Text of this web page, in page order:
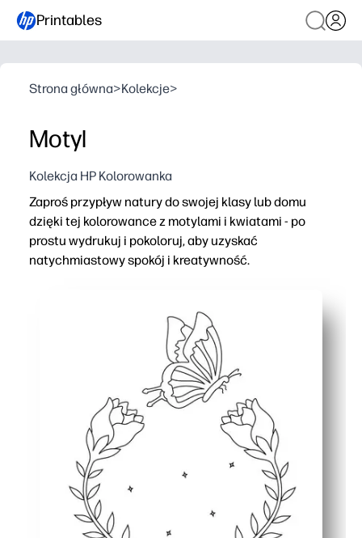
Printables
Strona główna>Kolekcje>
Motyl
Kolekcja HP Kolorowanka
Zaproś przypływ natury do swojej klasy lub domu
dzięki tej kolorowance z motylami i kwiatami - po
prostu wydrukuj i pokoloruj, aby uzyskać
natychmiastowy spokój i kreatywność.
Angażuje szeroki zakres wiekowy z odważnymi
Buduje umiejętności motoryczne, rozpoznawanie
Wszechstronne zastosowanie - wczesne